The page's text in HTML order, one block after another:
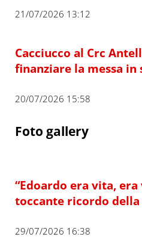
21/07/2026 13:12
Cacciucco al Crc
finanziare la messa in
20/07/2026 15:58
Foto gallery
“Edoardo era vita, era
toccante ricordo
29/07/2026 16:38